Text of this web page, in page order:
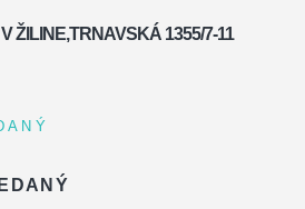
ŽILINE,TRNAVSKÁ 1355/7-11
D A N Ý